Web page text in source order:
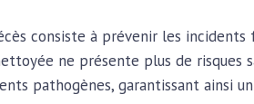
consiste à prévenir les
ne présente plus de
pathogènes, garantissant ainsi